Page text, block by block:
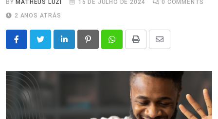
BY MATHEUS LUZI 16 DE JULHO DE 2024 0 COMMENTS
2 ANOS ATRÁS
LinkedIn PinterestWhatsappPrint
Share
Email